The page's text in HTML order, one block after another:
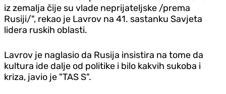
iz zemalja čije su vlade neprijateljske /prema
Rusiji/", rekao je Lavrov na 41. sastanku Savjeta
lidera ruskih oblasti.
Lavrov je naglasio da Rusija insistira na tome da
kultura ide dalje od politike i bilo kakvih sukoba i
kriza, javio je "TAS S".